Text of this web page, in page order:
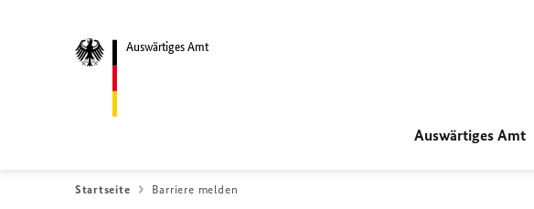
Auswärtiges Amt
Auswärtiges Amt
Startseite Barriere melden